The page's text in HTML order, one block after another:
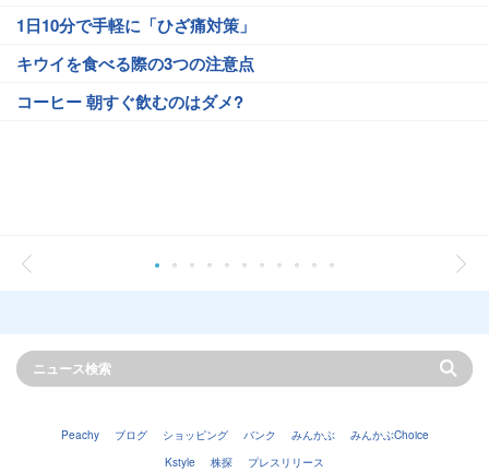
1日10分で手軽に「ひざ痛対策」
キウイを食べる際の3つの注意点
コーヒー 朝すぐ飲むのはダメ?
Peachy ブログ ショッピング バンク みんかぶ
みんかぶChoice
Kstyle
株探 プレスリリース